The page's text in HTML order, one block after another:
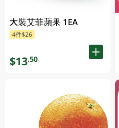
大裝艾菲蘋果 1EA
4件$26
$13.50